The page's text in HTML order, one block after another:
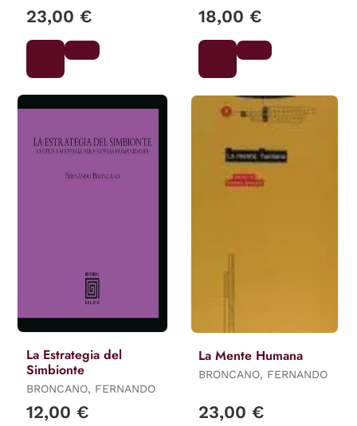
23,00 € 18,00 €
La Estrategia del
Simbionte
BRONCANO, FERNANDO
12,00 €
La Mente Humana
BRONCANO, FERNANDO
23,00 €